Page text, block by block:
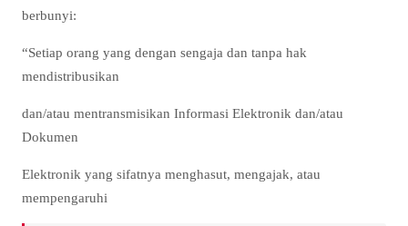
berbunyi:
“Setiap orang yang dengan sengaja dan tanpa hak
mendistribusikan
dan/atau mentransmisikan Informasi Elektronik dan/atau
Dokumen
Elektronik yang sifatnya menghasut, mengajak, atau
mempengaruhi